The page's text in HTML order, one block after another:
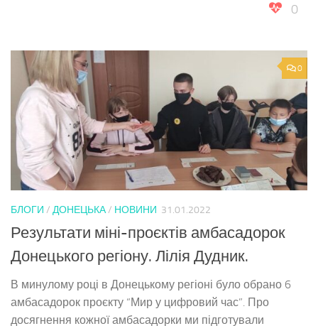
0
0
БЛОГИ / ДОНЕЦЬКА/ НОВИНИ 31.01.2022
Результати міні-проєктів амбасадорок
Донецького регіону. Лілія Дудник.
В минулому році в Донецькому регіоні було обрано 6
амбасадорок проєкту “Мир у цифровий час”. Про
досягнення кожної амбасадорки ми підготували